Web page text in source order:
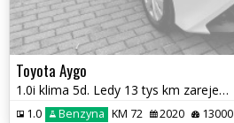
Toyota Aygo
1.0i klima 5d. Ledy 13 tys km zarejestrowane zamiana 1 rok gwarancji
1.0 Benzyna KM 72 2020 13000